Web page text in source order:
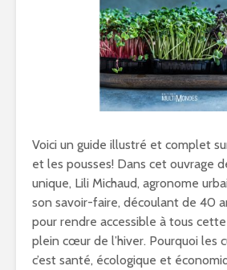
Voici un guide illustré et complet
et les pousses! Dans cet ouvrage
unique, Lili Michaud, agronome
son savoir-faire, découlant de 40
pour rendre accessible à tous
plein cœur de l’hiver. Pourquoi les
c’est santé, écologique et